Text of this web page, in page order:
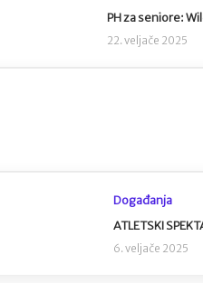
PH za seniore:
22. veljače 2025
Događanja
ATLETSKI
6. veljače 2025